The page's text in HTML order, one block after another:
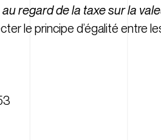
regard de la taxe sur la
le principe d’égalité entre